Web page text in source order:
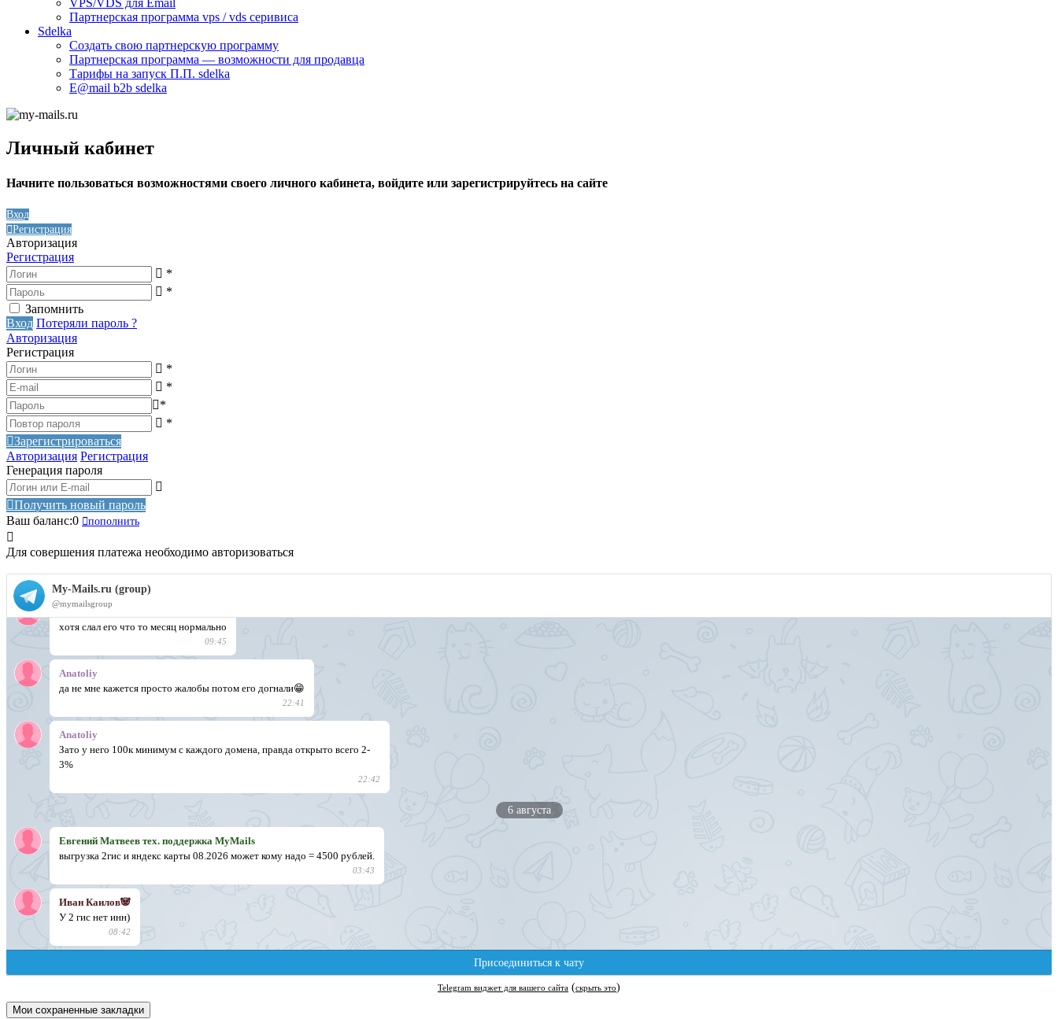
VPS/VDS для Email
Партнерская программа vps / vds серивиса
Sdelka
Создать свою партнерскую программу
Партнерская программа — возможности для продавца
Тарифы на запуск П.П. sdelka
E@mail b2b sdelka
Личный кабинет
Начните пользоваться возможностями своего личного кабинета, войдите или зарегистрируйтесь на сайте
Вход
Регистрация
Авторизация
Регистрация
*
*
Запомнить
Вход Потеряли пароль ?
Авторизация
Регистрация
*
*
*
*
Зарегистрироваться
Авторизация Регистрация
Генерация пароля
Получить новый пароль
Ваш баланс:0 пополнить
Для совершения платежа необходимо авторизоваться
Мои сохраненные закладки